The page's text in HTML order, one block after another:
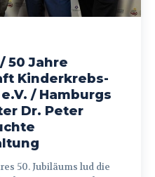
/ 50 Jahre
Kinderkrebs-
/ Hamburgs
Dr. Peter